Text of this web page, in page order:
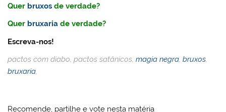
Quer bruxos de verdade?
Quer bruxaria de verdade?
Escreva-nos!
pactos com diabo, pactos satânicos,magia negra,bruxos,
bruxaria,
Recomende, partilhe e vote nesta matéria